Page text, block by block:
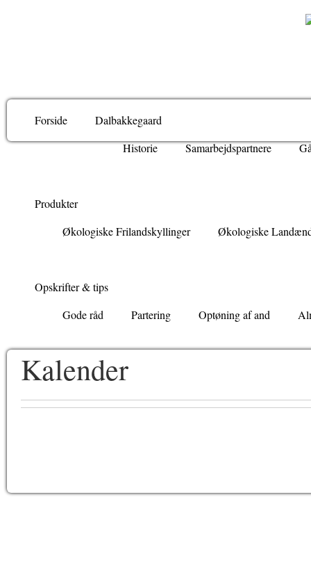
Forside
Dalbakkegaard
Historie
Samarbejdspartnere
Produkter
Økologiske Frilandskyllinger
Økologiske
Opskrifter & tips
Gode råd
Partering Optøning af and
Kalender